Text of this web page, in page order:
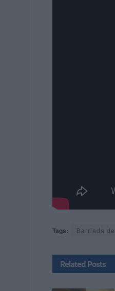
Tags: Barriada
Related Posts